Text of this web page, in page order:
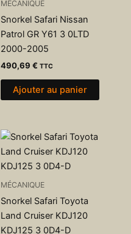
MÉCANIQUE
Snorkel Safari Nissan
Patrol GR Y61 3 0LTD
2000-2005
490,69 € TTC
Ajouter au panier
MÉCANIQUE
Snorkel Safari Toyota
Land Cruiser KDJ120
KDJ125 3 0D4-D